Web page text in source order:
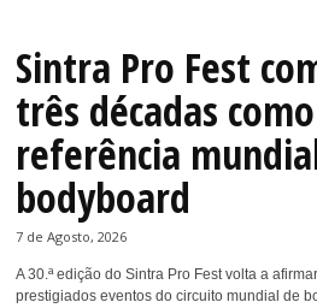
Sintra Pro Fest
três décadas como
referência
bodyboard
7 de Agosto, 2026
A 30.ª edição do Sintra Pro Fest volta a
prestigiados eventos do circuito mundial de